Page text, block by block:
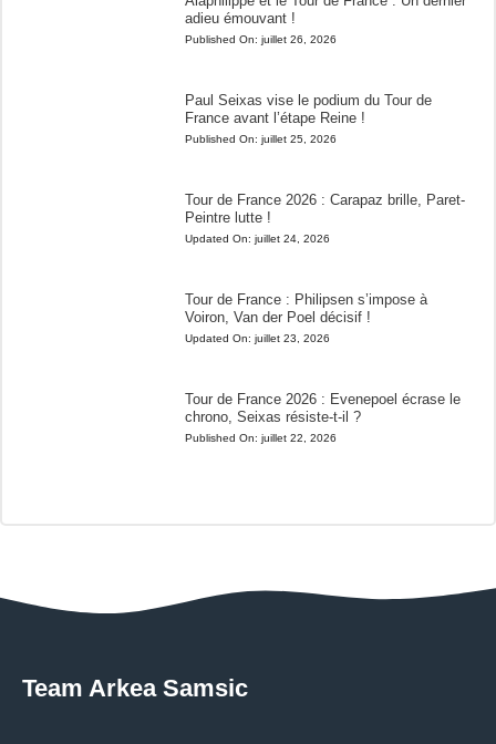
adieu émouvant !
Published On: juillet 26, 2026
Paul Seixas vise le podium du Tour de
France avant l’étape Reine !
Published On: juillet 25, 2026
Tour de France 2026 : Carapaz brille, Paret-
Peintre lutte !
Updated On: juillet 24, 2026
Tour de France : Philipsen s’impose à
Voiron, Van der Poel décisif !
Updated On: juillet 23, 2026
Tour de France 2026 : Evenepoel écrase le
chrono, Seixas résiste-t-il ?
Published On: juillet 22, 2026
Team Arkea Samsic